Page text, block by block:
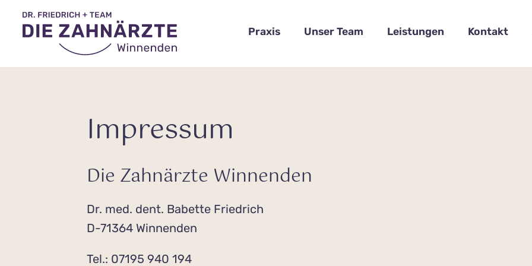
Praxis Unser Team Leistungen Kontakt
Impressum
Die Zahnärzte Winnenden
Dr. med. dent. Babette Friedrich
D-71364 Winnenden
Tel.: 07195 940 194